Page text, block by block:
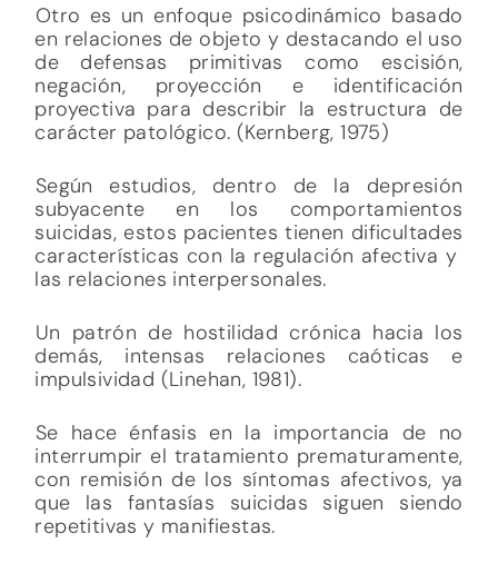
Otro es un enfoque psicodinámico basado
en relaciones de objeto y destacando el uso
de defensas primitivas como escisión,
negación, proyección e identificación
proyectiva para describir la estructura de
carácter patológico. (Kernberg, 1975)
Según estudios, dentro de la depresión
subyacente en los comportamientos
suicidas, estos pacientes tienen dificultades
características con la regulación afectiva y
las relaciones interpersonales.
Un patrón de hostilidad crónica hacia los
demás, intensas relaciones caóticas e
impulsividad (Linehan, 1981).
Se hace énfasis en la importancia de no
interrumpir el tratamiento prematuramente,
con remisión de los síntomas afectivos, ya
que las fantasías suicidas siguen siendo
repetitivas y manifiestas.